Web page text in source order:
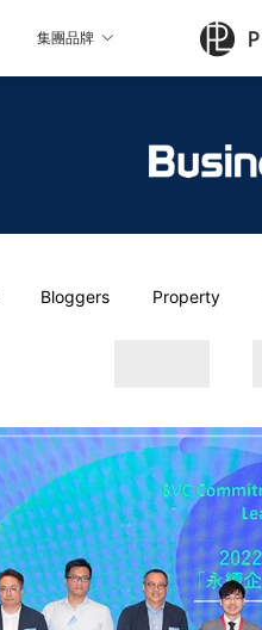
集團品牌
Bloggers Property